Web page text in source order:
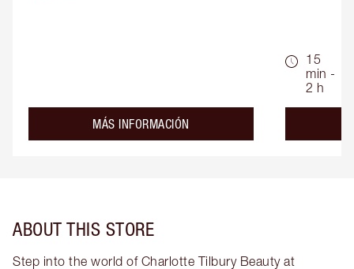
MÁS INFORMACIÓN
15
min -
2 h
ABOUT THIS STORE
Step into the world of Charlotte Tilbury Beauty at